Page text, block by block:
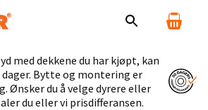
med dekkene du har kjøpt, kan
dager. Bytte og montering er
Ønsker du å velge dyrere eller
du eller vi prisdifferansen.